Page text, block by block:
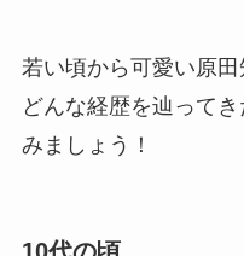
若い頃から可愛い原
どんな経歴を辿って
みましょう！